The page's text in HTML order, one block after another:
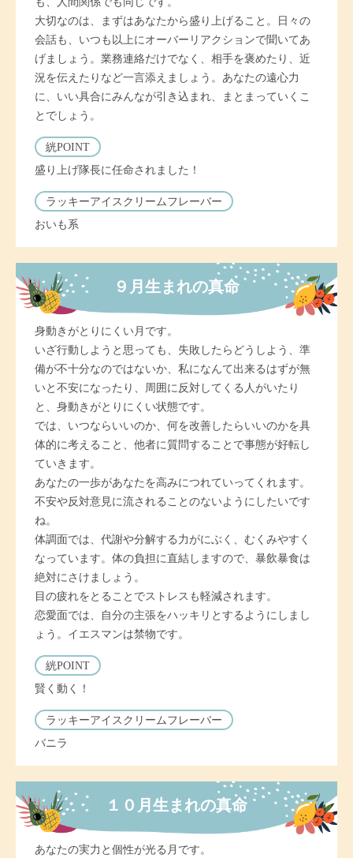
大切なのは、まずはあなたから盛り上げること。日々の
会話も、いつも以上にオーバーリアクションで聞いてあ
げましょう。業務連絡だけでなく、相手を褒めたり、近
況を伝えたりなど一言添えましょう。あなたの遠心力
に、いい具合にみんなが引き込まれ、まとまっていくこ
とでしょう。
絖POINT
盛り上げ隊長に任命されました！
ラッキーアイスクリームフレーバー
おいも系
９月生まれの真命
身動きがとりにくい月です。
いざ行動しようと思っても、失敗したらどうしよう、準
備が不十分なのではないか、私になんて出来るはずが無
いと不安になったり、周囲に反対してくる人がいたり
と、身動きがとりにくい状態です。
では、いつならいいのか、何を改善したらいいのかを具
体的に考えること、他者に質問することで事態が好転し
ていきます。
あなたの一歩があなたを高みにつれていってくれます。
不安や反対意見に流されることのないようにしたいです
ね。
体調面では、代謝や分解する力がにぶく、むくみやすく
なっています。体の負担に直結しますので、暴飲暴食は
絶対にさけましょう。
目の疲れをとることでストレスも軽減されます。
恋愛面では、自分の主張をハッキリとするようにしまし
ょう。イエスマンは禁物です。
絖POINT
賢く動く！
ラッキーアイスクリームフレーバー
バニラ
１０月生まれの真命
あなたの実力と個性が光る月です。